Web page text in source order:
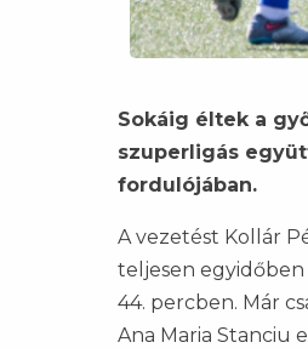
Sokáig éltek a
szuperligás
fordulójában.
A vezetést Kollár
teljesen
44. percben. Már
Ana Maria